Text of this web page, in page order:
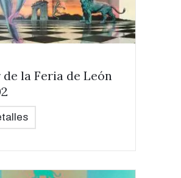
la Feria de León